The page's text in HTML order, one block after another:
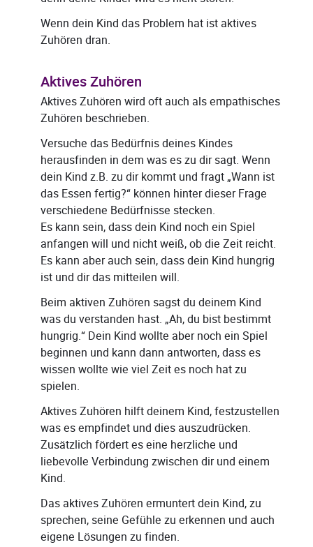
Wenn dein Kind das Problem hat ist aktives
Zuhören dran.
Aktives Zuhören
Aktives Zuhören wird oft auch als empathisches
Zuhören beschrieben.
Versuche das Bedürfnis deines Kindes
herausfinden in dem was es zu dir sagt. Wenn
dein Kind z.B. zu dir kommt und fragt „Wann ist
das Essen fertig?“ können hinter dieser Frage
verschiedene Bedürfnisse stecken.
Es kann sein, dass dein Kind noch ein Spiel
anfangen will und nicht weiß, ob die Zeit reicht.
Es kann aber auch sein, dass dein Kind hungrig
ist und dir das mitteilen will.
Beim aktiven Zuhören sagst du deinem Kind
was du verstanden hast. „Ah, du bist bestimmt
hungrig.“ Dein Kind wollte aber noch ein Spiel
beginnen und kann dann antworten, dass es
wissen wollte wie viel Zeit es noch hat zu
spielen.
Aktives Zuhören hilft deinem Kind, festzustellen
was es empfindet und dies auszudrücken.
Zusätzlich fördert es eine herzliche und
liebevolle Verbindung zwischen dir und einem
Kind.
Das aktives Zuhören ermuntert dein Kind, zu
sprechen, seine Gefühle zu erkennen und auch
eigene Lösungen zu finden.